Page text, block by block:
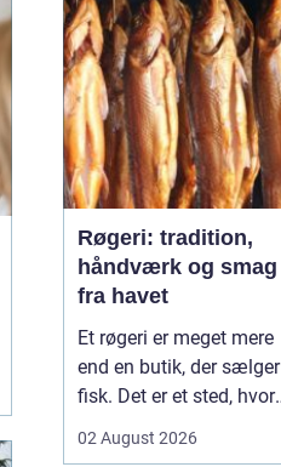
Røgeri: tradition,
håndværk og smag
fra havet
Et røgeri er meget mere
end en butik, der sælger
fisk. Det er et sted, hvor
håndværkstraditioner
02 August 2026